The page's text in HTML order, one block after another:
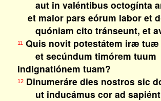
aut in valéntibus octogínta
et maior pars eórum labor et
quóniam cito tránseunt, et
11Quis novit potestátem iræ tuæ
et secúndum timórem tuum
indignatiónem tuam?
12Dinumeráre dies nostros sic
ut inducámus cor ad